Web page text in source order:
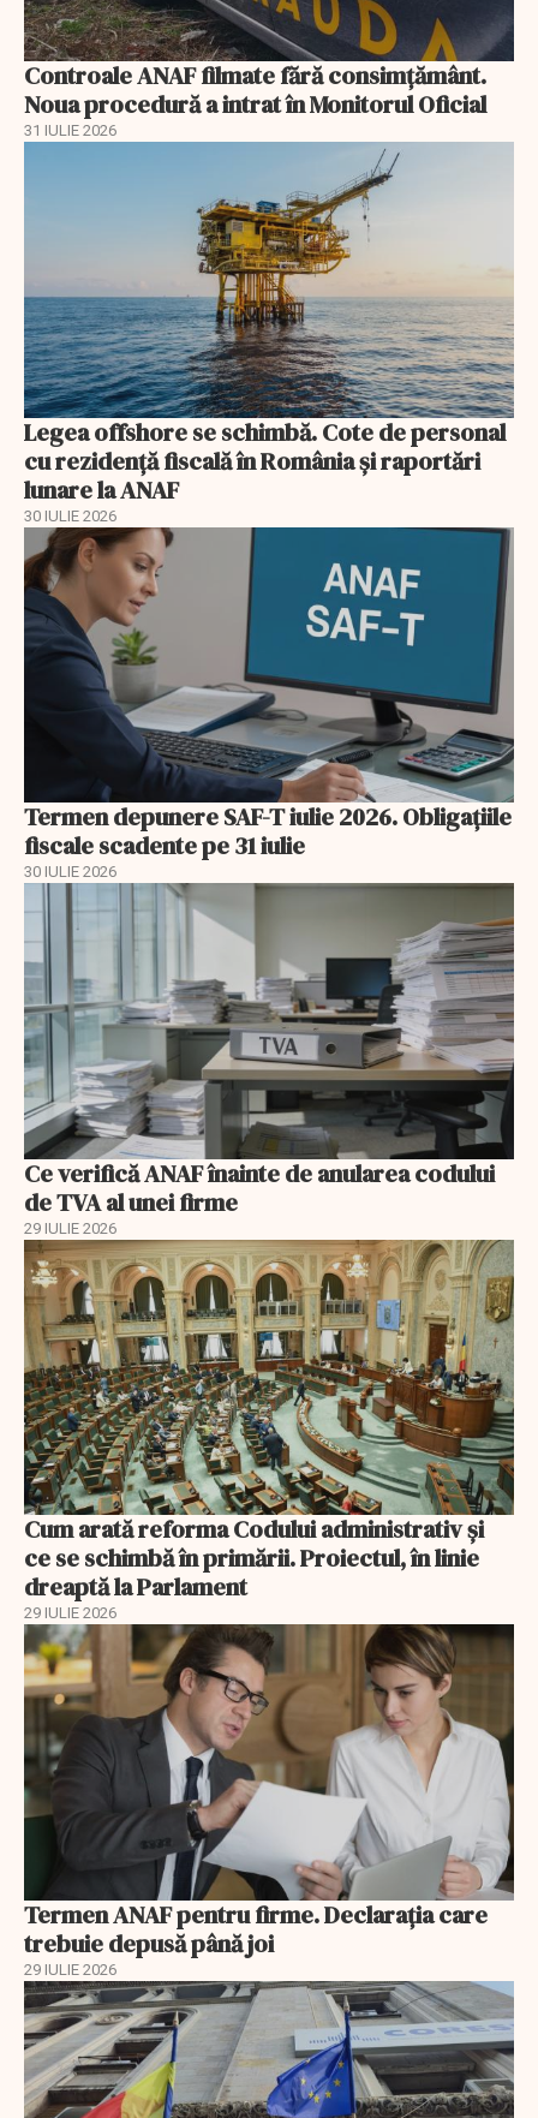
Controale ANAF filmate fără consimțământ.
Noua procedură a intrat în Monitorul Oficial
31 IULIE 2026
Legea offshore se schimbă. Cote de personal
cu rezidență fiscală în România și raportări
lunare la ANAF
30 IULIE 2026
Termen depunere SAF-T iulie 2026. Obligațiile
fiscale scadente pe 31 iulie
30 IULIE 2026
Ce verifică ANAF înainte de anularea codului
de TVA al unei firme
29 IULIE 2026
Cum arată reforma Codului administrativ și
ce se schimbă în primării. Proiectul, în linie
dreaptă la Parlament
29 IULIE 2026
Termen ANAF pentru firme. Declarația care
trebuie depusă până joi
29 IULIE 2026